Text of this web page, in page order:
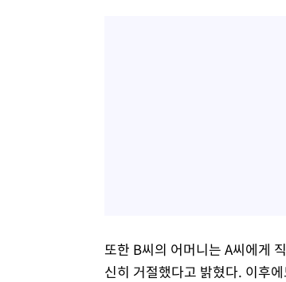
또한 B씨의 어머니는 A씨에게
신히 거절했다고 밝혔다. 이후